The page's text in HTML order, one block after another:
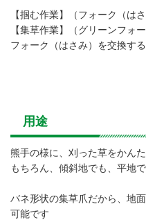
【掴む作業】（フォーク（は
【集草作業】（グリーンフォ
フォーク（はさみ）を交換す
用途
熊手の様に、刈った草をかん
もちろん、傾斜地でも、平地で
バネ形状の集草爪だから、地
可能です